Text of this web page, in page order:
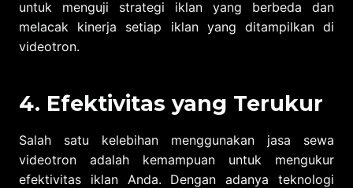
untuk menguji strategi iklan yang berbeda dan
melacak kinerja setiap iklan yang ditampilkan di
videotron.
4. Efektivitas yang Terukur
Salah satu kelebihan menggunakan jasa sewa
videotron adalah kemampuan untuk mengukur
efektivitas iklan Anda. Dengan adanya teknologi